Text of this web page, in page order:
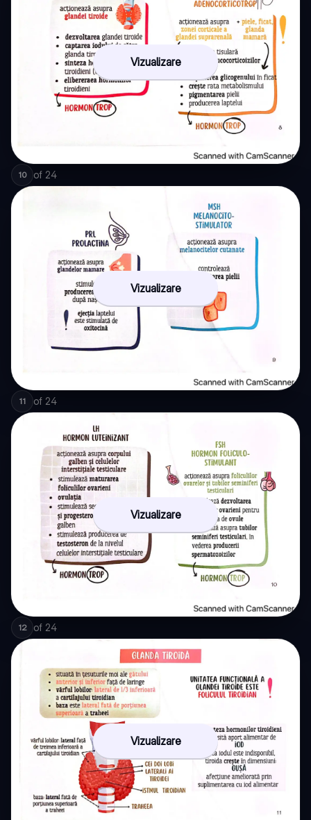
Vizualizare
10 of 24
Vizualizare
11 of 24
Vizualizare
12 of 24
Vizualizare